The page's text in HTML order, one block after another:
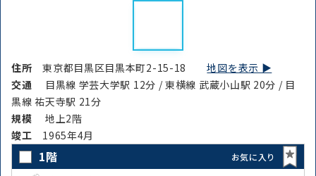
住所東京都目黒区目黒本町2-15-18地図を表示 ▶︎
交通
目黒線 学芸大学駅 12分 / 東横線 武蔵小山駅 20分 / 目
黒線 祐天寺駅 21分
規模
地上2階
竣⼯ 1965年4月
1階 お気に入り